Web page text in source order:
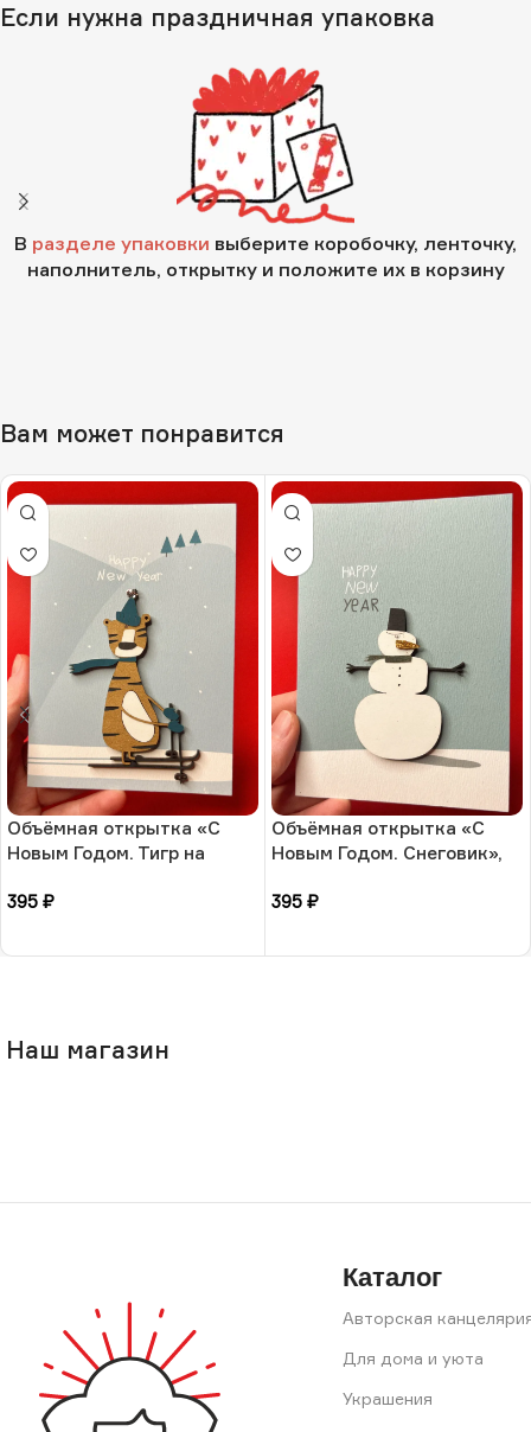
Если нужна праздничная упаковка
В разделе упаковки выберите коробочку, ленточку,
наполнитель, открытку и положите их в корзину
Вам может понравится
Объёмная открытка «С
Новым Годом. Тигр на
395 ₽
Объёмная открытка «С
Новым Годом. Снеговик»,
395 ₽
Наш магазин
Каталог
Авторская
Для дома и уюта
Украшения